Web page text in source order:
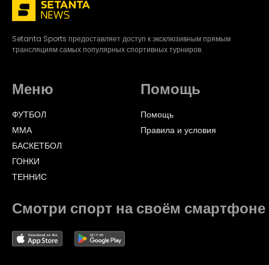
Setanta Sports предоставляет доступ к эксклюзивным прямым
трансляциям самых популярных спортивных турниров.
Меню
ФУТБОЛ
ММА
БАСКЕТБОЛ
ГОНКИ
ТЕННИС
Помощь
Помощь
Правила и условия
Смотри спорт на своём смартфоне